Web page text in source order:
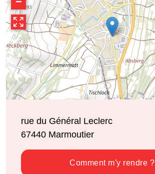
rue du Général Leclerc
67440 Marmoutier
Comment m'y rendre ?